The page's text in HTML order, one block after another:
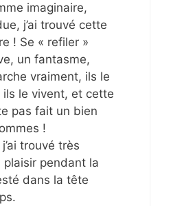
imaginaire,
j’ai trouvé cette
! Se « refiler »
un fantasme,
vraiment, ils le
le vivent, et cette
pas fait un bien
!
trouvé très
pendant la
dans la tête